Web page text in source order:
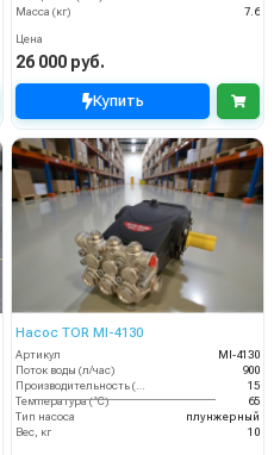
Масса (кг)
7.6
Цена
26 000 руб.
Купить
Насос TOR MI-4130
Артикул
MI-4130
Поток воды (л/час)
900
Производительность (л/мин)
15
Температура (°C)
65
Тип насоса
плунжерный
Вес, кг
10